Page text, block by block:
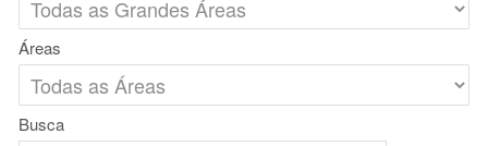
Áreas
Busca